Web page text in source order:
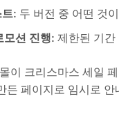
: 두 버전 중 어떤 것
모션 진행: 제한된 기
이 크리스마스 세일
든 페이지로 임시로